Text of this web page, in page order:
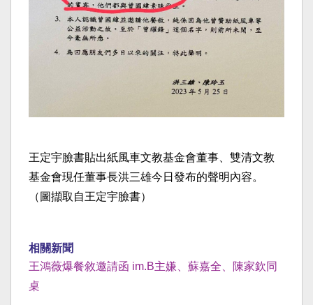
王定宇臉書貼出紙風車文教基金會董事、雙清文教
基金會現任董事長洪三雄今日發布的聲明內容。
（圖擷取自王定宇臉書）
相關新聞
王鴻薇爆餐敘邀請函 im.B主嫌、蘇嘉全、陳家欽同
桌